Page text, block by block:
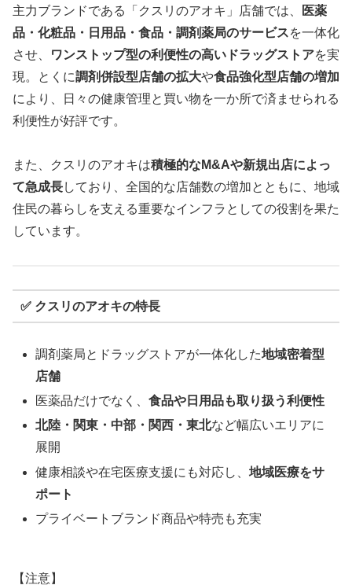
主力ブランドである「クスリのアオキ」店舗では、
医薬
品・化粧品・日用品・食品・調剤薬局のサービスを一体化
させ、
ワンストップ型の利便性の高いドラッグストアを実
現。とくに調剤併設型店舗の拡大や食品強化型店舗の増加
により、日々の健康管理と買い物を一か所で済ませられる
利便性が好評です。
また、クスリのアオキは積極的なM&Aや新規出店によっ
て急成長しており、全国的な店舗数の増加とともに、地域
住民の暮らしを支える重要なインフラとしての役割を果た
しています。
✅ クスリのアオキの特長
調剤薬局とドラッグストアが一体化した地域密着型
店舗
医薬品だけでなく、食品や日用品も取り扱う利便性
北陸・関東・中部・関西・東北など幅広いエリアに
展開
健康相談や在宅医療支援にも対応し、地域医療をサ
ポート
プライベートブランド商品や特売も充実
【注意】